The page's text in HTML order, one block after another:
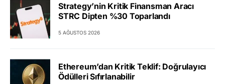
Strategy’nin Kritik Finansman Aracı
STRC Dipten %30 Toparlandı
5 AĞUSTOS 2026
Ethereum’dan Kritik Teklif: Doğrulayıcı
Ödülleri Sıfırlanabilir